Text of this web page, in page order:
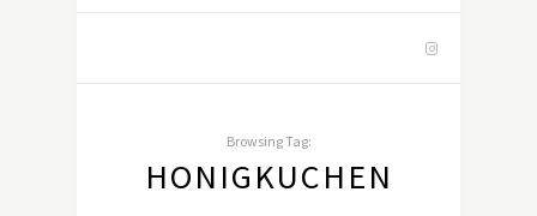
Browsing Tag:
HONIGKUCHEN